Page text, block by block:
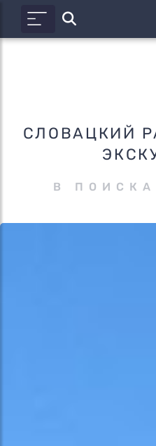
СЛОВАЦКИЙ
В